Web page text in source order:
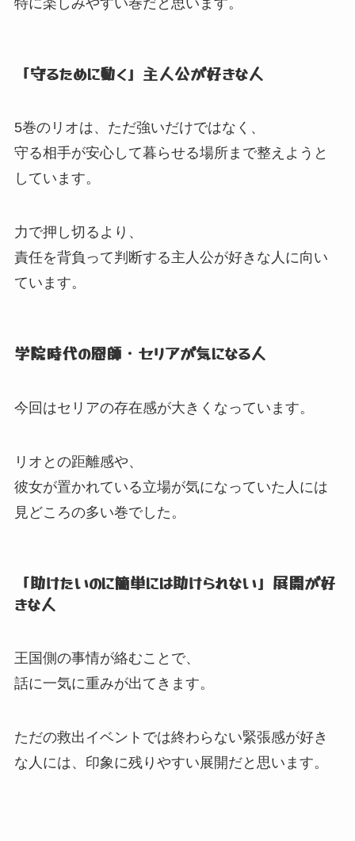
「守るために動く」 主人公が好きな人
5巻のリオは、 ただ強いだけではなく、
守る相手が安心して暮らせる場所まで整えようと
しています。
力で押し切るより、
責任を背負って判断する主人公が好きな人に向い
ています。
学院時代の恩師・セリアが気になる人
今回はセリアの存在感が大きくなっています。
リオとの距離感や、
彼女が置かれている立場が気になっていた人には
見どころの多い巻でした。
「助けたいのに簡単には助けられない」 展開が好
きな人
王国側の事情が絡むことで、
話に一気に重みが出てきます。
ただの救出イベントでは終わらない緊張感が好き
な人には、 印象に残りやすい展開だと思います。